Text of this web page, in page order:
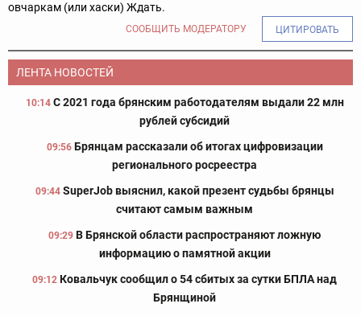
овчаркам (или хаски) Ждать.
СООБЩИТЬ МОДЕРАТОРУ ЦИТИРОВАТЬ
ЛЕНТА НОВОСТЕЙ
10:14 С 2021 года брянским работодателям выдали 22 млн
рублей субсидий
09:56 Брянцам рассказали об итогах цифровизации
регионального росреестра
09:44 SuperJob выяснил, какой презент судьбы брянцы
считают самым важным
09:29 В Брянской области распространяют ложную
информацию о памятной акции
09:12 Ковальчук сообщил о 54 сбитых за сутки БПЛА над
Брянщиной